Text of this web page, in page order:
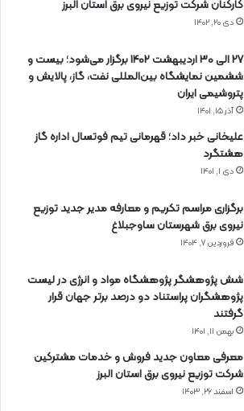
کارکنان شرکت توزیع نیروی برق استان البرز
دی ۲۰, ۱۴۰۲
27 الی 30 اردیبهشت 1402 برگزار می‌شود؛ بیست و
ششمین نمایشگاه بین‌المللی نفت، گاز، پالایش و
پتروشیمی ایران
آذر ۱۵, ۱۴۰۱
علیخانی خبر داد؛ قهرمانی تیم فوتسال اداره گاز
هشتگرد
دی ۱, ۱۴۰۱
برگزاری مراسم تكریم و معارفه مدیر جدید توزیع
نیروی برق شهرستان ساوجبلاغ
فروردین ۷, ۱۴۰۴
شش پژوهشگر پژوهشگاه مواد و انرژی در لیست
پژوهشگران پراستناد دو درصد برتر جهان قرار
گرفتند
بهمن ۱۱, ۱۴۰۱
معرفی معاون جدید فروش و خدمات مشتركین
شركت توزیع نیروی برق استان البرز
اسفند ۲۶, ۱۴۰۳